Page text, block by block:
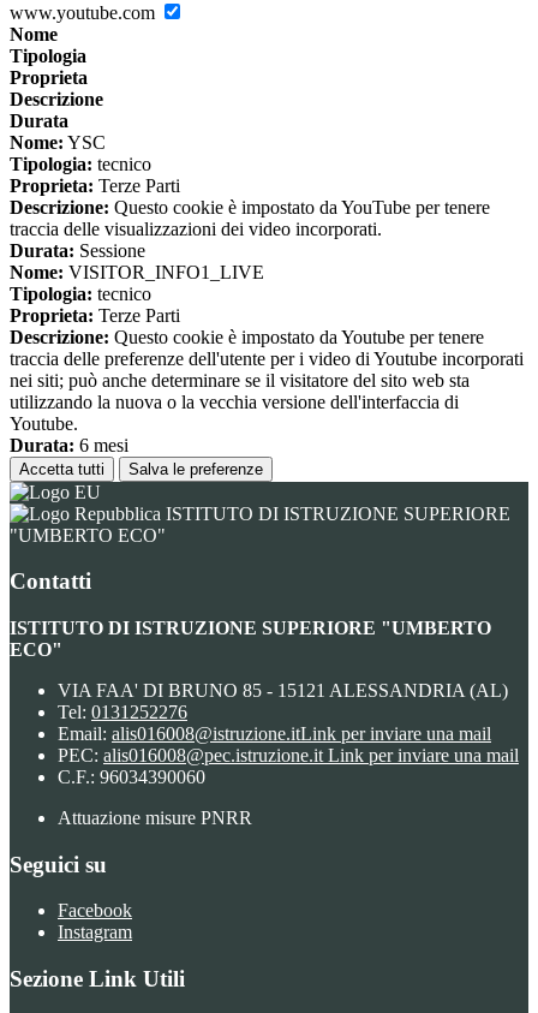
www.youtube.com
Nome
Tipologia
Proprieta
Descrizione
Durata
Nome: YSC
Tipologia: tecnico
Proprieta: Terze Parti
Descrizione: Questo cookie è impostato da YouTube per tenere
traccia delle visualizzazioni dei video incorporati.
Durata: Sessione
Nome: VISITOR_INFO1_LIVE
Tipologia: tecnico
Proprieta: Terze Parti
Descrizione: Questo cookie è impostato da Youtube per tenere
traccia delle preferenze dell'utente per i video di Youtube incorporati
nei siti; può anche determinare se il visitatore del sito web sta
utilizzando la nuova o la vecchia versione dell'interfaccia di
Youtube.
Durata: 6 mesi
Accetta tutti Salva le preferenze
ISTITUTO DI ISTRUZIONE SUPERIORE
"UMBERTO ECO"
Contatti
ISTITUTO DI ISTRUZIONE SUPERIORE "UMBERTO
ECO"
VIA FAA' DI BRUNO 85 - 15121 ALESSANDRIA (AL)
Tel: 0131252276
Email: alis016008@istruzione.itLink per inviare una mail
PEC: alis016008@pec.istruzione.it Link per inviare una mail
C.F.: 96034390060
Attuazione misure PNRR
Seguici su
Facebook
Instagram
Sezione Link Utili